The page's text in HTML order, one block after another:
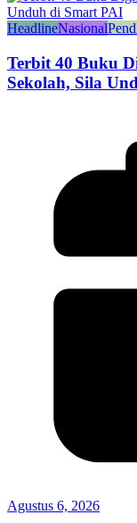
HeadlineNasional
Terbit 40 Buku
Sekolah, Sila
Agustus 6, 2026